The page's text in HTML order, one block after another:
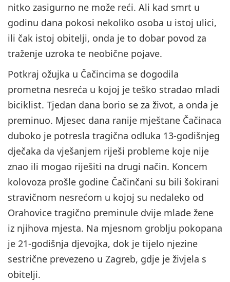
nitko zasigurno ne može reći. Ali kad smrt u
godinu dana pokosi nekoliko osoba u istoj ulici,
ili čak istoj obitelji, onda je to dobar povod za
traženje uzroka te neobične pojave.
Potkraj ožujka u Čačincima se dogodila
prometna nesreća u kojoj je teško stradao mladi
biciklist. Tjedan dana borio se za život, a onda je
preminuo. Mjesec dana ranije mještane Čačinaca
duboko je potresla tragična odluka 13-godišnjeg
dječaka da vješanjem riješi probleme koje nije
znao ili mogao riješiti na drugi način. Koncem
kolovoza prošle godine Čačinčani su bili šokirani
stravičnom nesrećom u kojoj su nedaleko od
Orahovice tragično preminule dvije mlade žene
iz njihova mjesta. Na mjesnom groblju pokopana
je 21-godišnja djevojka, dok je tijelo njezine
sestrične prevezeno u Zagreb, gdje je živjela s
obitelji.